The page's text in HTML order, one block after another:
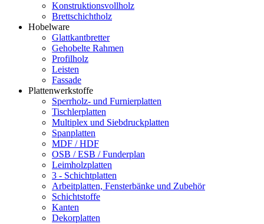
Konstruktionsvollholz
Brettschichtholz
Hobelware
Glattkantbretter
Gehobelte Rahmen
Profilholz
Leisten
Fassade
Plattenwerkstoffe
Sperrholz- und Furnierplatten
Tischlerplatten
Multiplex und Siebdruckplatten
Spanplatten
MDF / HDF
OSB / ESB / Funderplan
Leimholzplatten
3 - Schichtplatten
Arbeitplatten, Fensterbänke und Zubehör
Schichtstoffe
Kanten
Dekorplatten